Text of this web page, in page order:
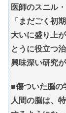
医師のスニル
「まだごく初
大いに盛り上
とうに役立つ
興味深い研究
■傷ついた脳の
人間の脳は、